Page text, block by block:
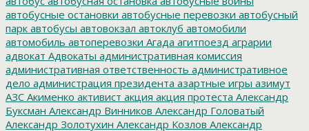
автобусные остановки автобусные перевозки автобусный
парк автобусы автовокзал автоклуб автомобили
автомобиль автоперевозки Агада агитпоезд аграрии
адвокат Адвокаты административная комиссия
административная ответственность административное
дело администрация президента азартные игры азимут
АЗС Акименко активист акция акция протеста Александр
Буксман Александр Винников Александр Головатый
Александр Золотухин Александр Козлов Александр